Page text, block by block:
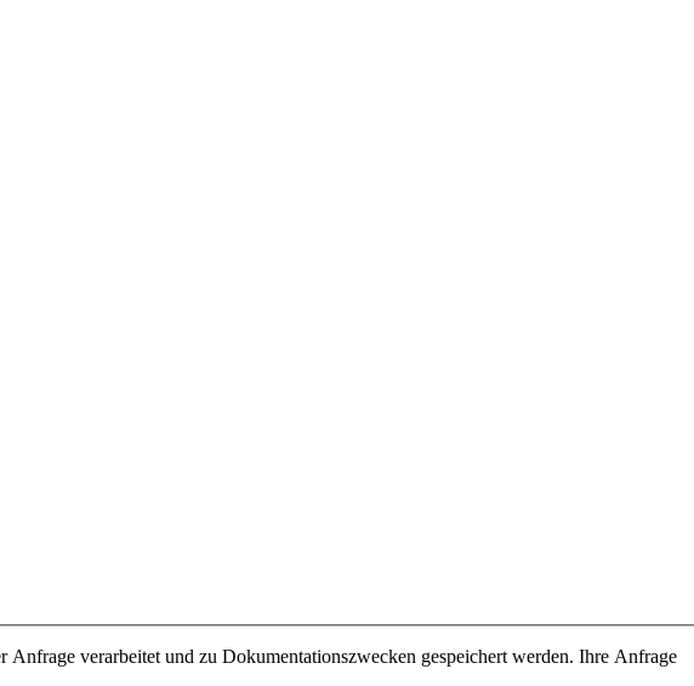
verarbeitet und zu Dokumentationszwecken gespeichert werden. Ihre Anfrage